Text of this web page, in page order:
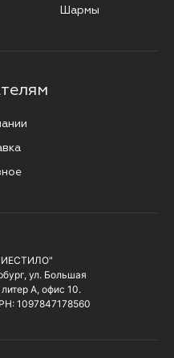
Шармы
ул. Большая
А, офис 10.
1097847178560